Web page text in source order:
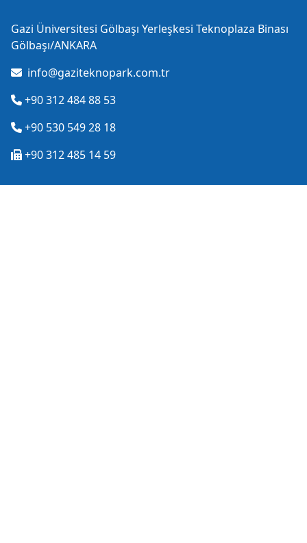
Gazi Üniversitesi Gölbaşı Yerleşkesi Teknoplaza Binası
Gölbaşı/ANKARA
info@gaziteknopark.com.tr
+90 312 484 88 53
+90 530 549 28 18
+90 312 485 14 59